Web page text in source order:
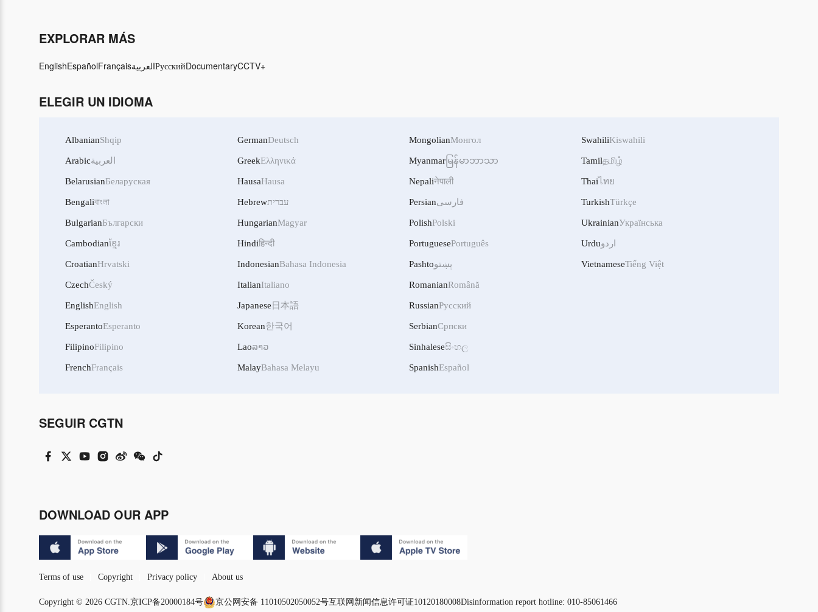
EXPLORAR MÁS
EnglishEspañolFrançaisالعربيةРусскийDocumentaryCCTV+
ELEGIR UN IDIOMA
AlbanianShqip
Arabicالعربية
BelarusianБеларуская
Bengaliবাংলা
BulgarianБългарски
Cambodianខ្មែរ
CroatianHrvatski
CzechČeský
EnglishEnglish
EsperantoEsperanto
FilipinoFilipino
FrenchFrançais
GermanDeutsch
GreekΕλληνικά
HausaHausa
Hebrewעברית
HungarianMagyar
Hindiहिन्दी
IndonesianBahasa Indonesia
ItalianItaliano
Japanese 日本語
Korean한국어
Laoລາວ
MalayBahasa Melayu
MongolianМонгол
Myanmar မြန်မာဘာသာ
Nepaliनेपाली
Persianفارسی
PolishPolski
PortuguesePortuguês
Pashtoپښتو
RomanianRomână
RussianРусский
SerbianСрпски
Sinhaleseසිංහල
SpanishEspañol
SwahiliKiswahili
Tamilதமிழ்
Thaiไทย
TurkishTürkçe
UkrainianУкраїнська
Urduاردو
VietnameseTiếng Việt
SEGUIR CGTN
DOWNLOAD OUR APP
Terms of use Copyright Privacy policy About us
Copyright © 2026 CGTN.京ICP备20000184号 京公网安备 11010502050052号互联网新闻信息许可证10120180008Disinformation report hotline: 010-85061466